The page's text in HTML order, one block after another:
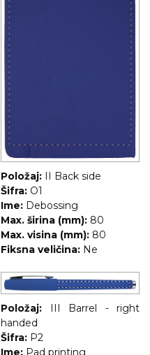
Položaj: II Back side
Šifra: O1
Ime: Debossing
Max. širina (mm): 80
Max. visina (mm): 80
Fiksna veličina: Ne
Položaj:
III Barrel - right
handed
Šifra: P2
Ime: Pad printing